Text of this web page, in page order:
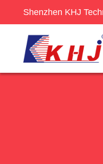
Shenzhen KHJ